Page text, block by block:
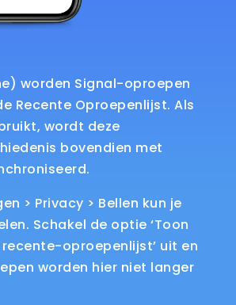
worden Signal-oproepen
Recente Oproepenlijst. Als
wordt deze
bovendien met
> Privacy > Bellen kun je
Schakel de optie ‘Toon
oproepenlijst’ uit en
worden hier niet langer